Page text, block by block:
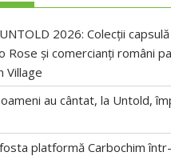
2026: Colecții
Rose și comercianți români
Village
au cântat, la Untold,
platformă Carbochim